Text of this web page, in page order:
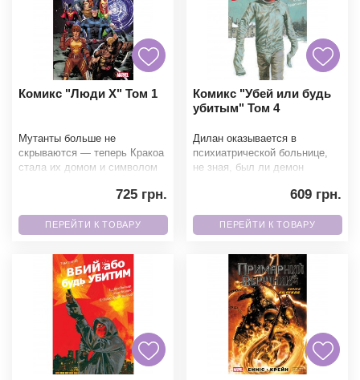
Комикс "Люди X" Том 1
Мутанты больше не
скрываются — теперь Кракоа
стала их домом и символом
Циклоп возглавляет725 грн.
ПЕРЕЙТИ К ТОВАРУ
Комикс "Убей или будь
убитым" Том 4
Дилан оказывается в
психиатрической больнице,
не зная, был ли демон
лишь в его воображении. Но
609 грн.
ПЕРЕЙТИ К ТОВАРУ